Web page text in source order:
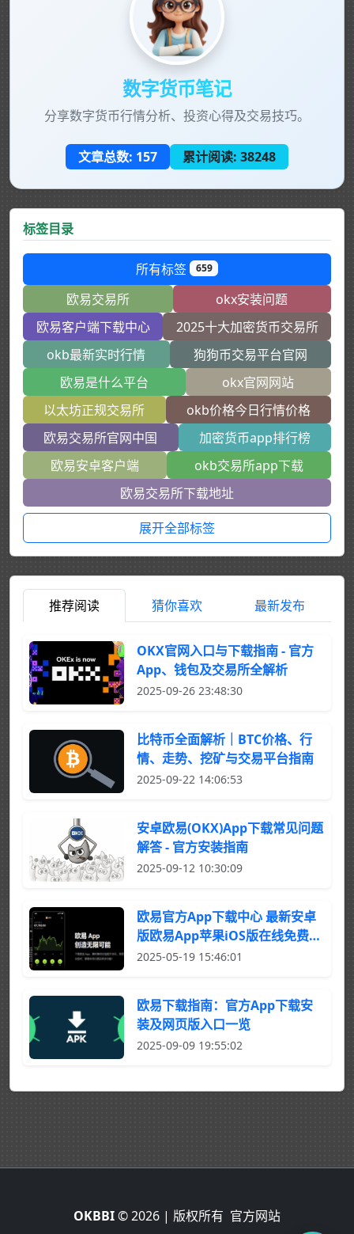
数字货币笔记
分享数字货币行情分析、投资心得及交易技巧。
文章总数: 157 累计阅读: 38248
标签目录
所有标签 659
欧易交易所
okx安装问题
欧易客户端下载中心
2025十大加密货币交易所
okb最新实时行情
狗狗币交易平台官网
欧易是什么平台
okx官网网站
以太坊正规交易所
okb价格今日行情价格
欧易交易所官网中国
加密货币app排行榜
欧易安卓客户端
okb交易所app下载
欧易交易所下载地址
展开全部标签
推荐阅读 猜你喜欢 最新发布
OKX官网入口与下载指南 - 官方
App、钱包及交易所全解析
2025-09-26 23:48:30
比特币全面解析｜BTC价格、行
情、走势、挖矿与交易平台指南
2025-09-22 14:06:53
安卓欧易(OKX)App下载常见问题
解答 - 官方安装指南
2025-09-12 10:30:09
欧易官方App下载中心 最新安卓
版欧易App苹果iOS版在线免费下
载平台
2025-05-19 15:46:01
欧易下载指南：官方App下载安
装及网页版入口一览
2025-09-09 19:55:02
OKBBI© 2026 | 版权所有 官方网站